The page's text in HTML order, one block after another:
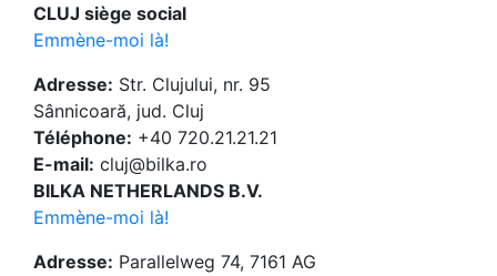
CLUJ siège social
Emmène-moi là!
Adresse: Str. Clujului, nr. 95
Sânnicoară, jud. Cluj
Téléphone: +40 720.21.21.21
E-mail: cluj@bilka.ro
BILKA NETHERLANDS B.V.
Emmène-moi là!
Adresse: Parallelweg 74, 7161 AG